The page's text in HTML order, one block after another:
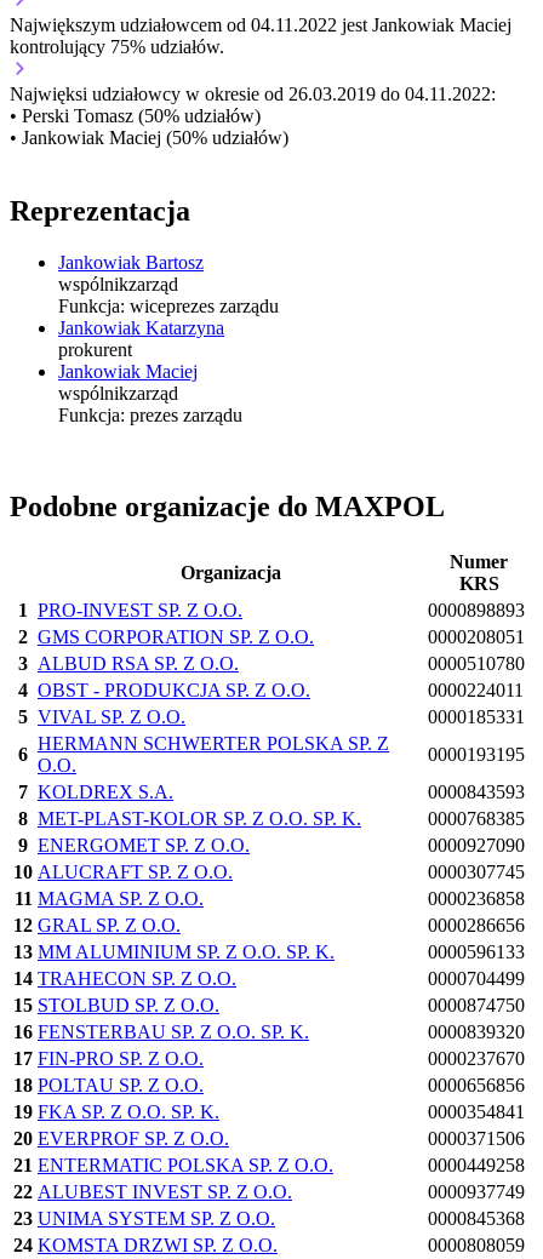
Największym udziałowcem od 04.11.2022 jest Jankowiak Maciej
kontrolujący 75% udziałów.
Najwięksi udziałowcy w okresie od 26.03.2019 do 04.11.2022:
• Perski Tomasz (50% udziałów)
• Jankowiak Maciej (50% udziałów)
Reprezentacja
Jankowiak Bartosz
wspólnikzarząd
Funkcja: wiceprezes zarządu
Jankowiak Katarzyna
prokurent
Jankowiak Maciej
wspólnikzarząd
Funkcja: prezes zarządu
Podobne organizacje do MAXPOL
Organizacja
Numer
KRS
1 PRO-INVEST SP. Z O.O.
0000898893
2 GMS CORPORATION SP. Z O.O.
0000208051
3 ALBUD RSA SP. Z O.O.
0000510780
4 OBST - PRODUKCJA SP. Z O.O.
0000224011
5 VIVAL SP. Z O.O.
0000185331
6
HERMANN SCHWERTER POLSKA SP. Z
O.O.
0000193195
7 KOLDREX S.A.
0000843593
8 MET-PLAST-KOLOR SP. Z O.O. SP. K.
0000768385
9 ENERGOMET SP. Z O.O.
0000927090
10 ALUCRAFT SP. Z O.O.
0000307745
11 MAGMA SP. Z O.O.
0000236858
12 GRAL SP. Z O.O.
0000286656
13 MM ALUMINIUM SP. Z O.O. SP. K.
0000596133
14 TRAHECON SP. Z O.O.
0000704499
15 STOLBUD SP. Z O.O.
0000874750
16 FENSTERBAU SP. Z O.O. SP. K.
0000839320
17 FIN-PRO SP. Z O.O.
0000237670
18 POLTAU SP. Z O.O.
0000656856
19 FKA SP. Z O.O. SP. K.
0000354841
20 EVERPROF SP. Z O.O.
0000371506
21 ENTERMATIC POLSKA SP. Z O.O.
0000449258
22 ALUBEST INVEST SP. Z O.O.
0000937749
23 UNIMA SYSTEM SP. Z O.O.
0000845368
24 KOMSTA DRZWI SP. Z O.O. 0000808059